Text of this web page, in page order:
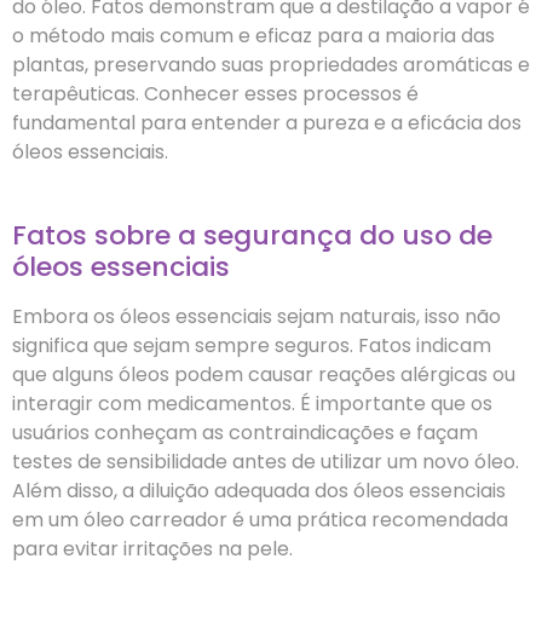
do óleo. Fatos demonstram que a destilação a vapor é
o método mais comum e eficaz para a maioria das
plantas, preservando suas propriedades aromáticas e
terapêuticas. Conhecer esses processos é
fundamental para entender a pureza e a eficácia dos
óleos essenciais.
Fatos sobre a segurança do uso de
óleos essenciais
Embora os óleos essenciais sejam naturais, isso não
significa que sejam sempre seguros. Fatos indicam
que alguns óleos podem causar reações alérgicas ou
interagir com medicamentos. É importante que os
usuários conheçam as contraindicações e façam
testes de sensibilidade antes de utilizar um novo óleo.
Além disso, a diluição adequada dos óleos essenciais
em um óleo carreador é uma prática recomendada
para evitar irritações na pele.